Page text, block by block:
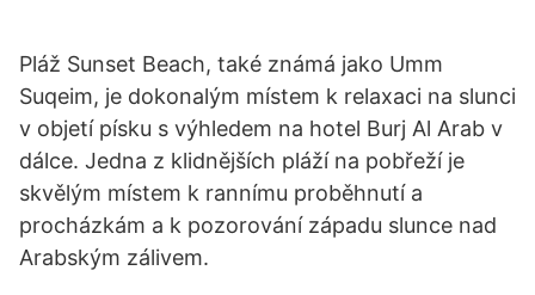
Pláž Sunset Beach, také známá jako Umm
Suqeim, je dokonalým místem k relaxaci na slunci
v objetí písku s výhledem na hotel Burj Al Arab v
dálce. Jedna z klidnějších pláží na pobřeží je
skvělým místem k rannímu proběhnutí a
procházkám a k pozorování západu slunce nad
Arabským zálivem.